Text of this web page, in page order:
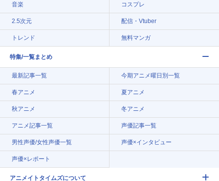
音楽 コスプレ
2.5次元 配信・Vtuber
トレンド 無料マンガ
特集/一覧まとめ
最新記事一覧 今期アニメ曜日別一覧
春アニメ 夏アニメ
秋アニメ 冬アニメ
アニメ記事一覧 声優記事一覧
男性声優/女性声優一覧 声優×インタビュー
声優×レポート
アニメイトタイムズについて